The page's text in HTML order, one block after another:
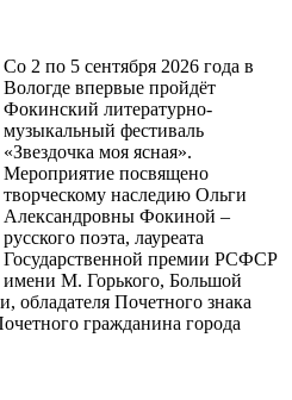
Со 2 по 5 сентября 2026 года в
Вологде впервые пройдёт
Фокинский литературно-
музыкальный фестиваль
«Звездочка моя ясная».
Мероприятие посвящено
творческому наследию Ольги
Александровны Фокиной –
русского поэта, лауреата
Государственной премии РСФСР
имени М. Горького, Большой
обладателя Почетного знака
гражданина города